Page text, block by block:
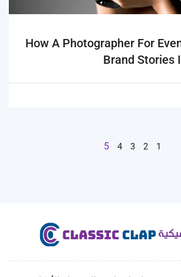
How A Photographer For
Brand Stories
1
2
3
4
5